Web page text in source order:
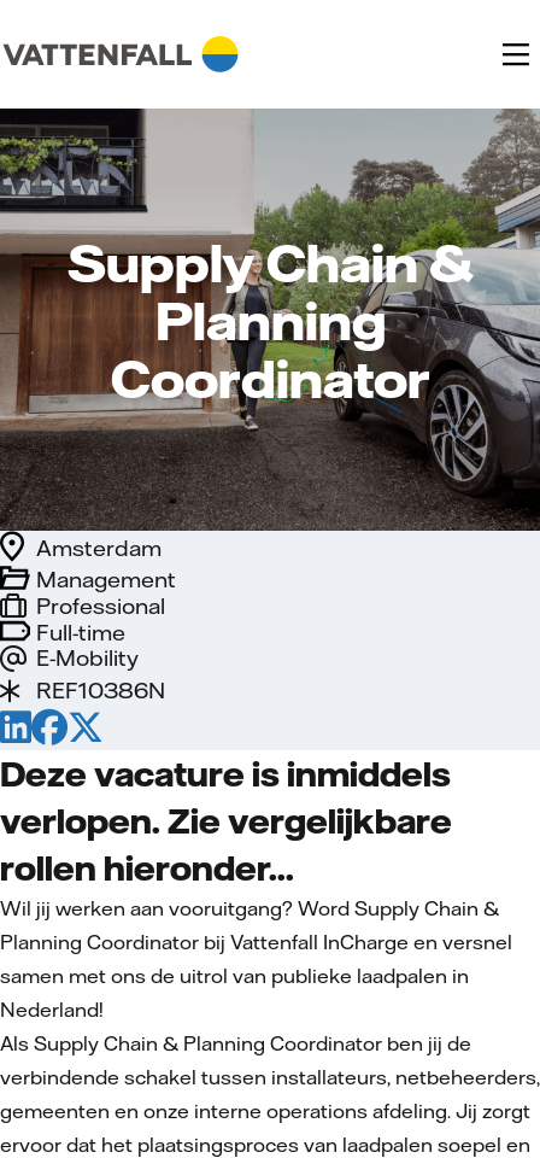
Supply Chain &
Planning
Coordinator
Full-time
E-Mobility
Management
Amsterdam
Professional
REF10386N
Deze vacature is inmiddels
verlopen. Zie vergelijkbare
rollen hieronder...
Wil jij werken aan vooruitgang? Word Supply Chain &
Planning Coordinator bij Vattenfall InCharge en versnel
samen met ons de uitrol van publieke laadpalen in
Nederland!
Als Supply Chain & Planning Coordinator ben jij de
verbindende schakel tussen installateurs, netbeheerders,
gemeenten en onze interne operations afdeling. Jij zorgt
ervoor dat het plaatsingsproces van laadpalen soepel en